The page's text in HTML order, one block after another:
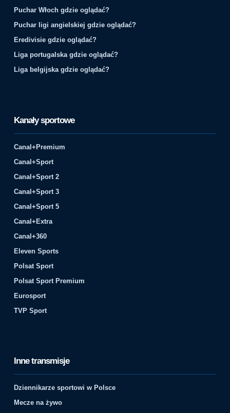
Puchar Włoch gdzie oglądać?
Puchar ligi angielskiej gdzie oglądać?
Eredivisie gdzie oglądać?
Liga portugalska gdzie oglądać?
Liga belgijska gdzie oglądać?
Kanały sportowe
Canal+Premium
Canal+Sport
Canal+Sport 2
Canal+Sport 3
Canal+Sport 5
Canal+Extra
Canal+360
Eleven Sports
Polsat Sport
Polsat Sport Premium
Eurosport
TVP Sport
Inne transmisje
Dziennikarze sportowi w Polsce
Mecze na żywo